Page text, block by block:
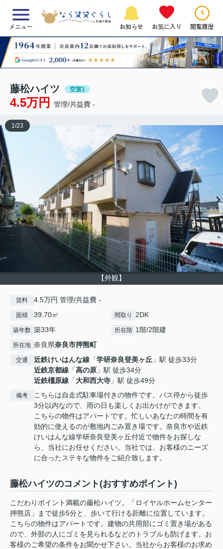
メニュー お知らせ お気に入り 閲覧履歴
藤松ハイツ 空室1
4.5万円 管理/共益費 -
【外観】
1/23
賃料 4.5万円 管理/共益費 -
面積 39.70㎡ 間取り 2DK
築年数 築33年 所在階 1階/2階建
所在地 奈良県奈良市押熊町
交通 近鉄けいはんな線 「学研奈良登美ヶ丘 」駅 徒歩33分
近鉄京都線 「高の原 」駅 徒歩34分
近鉄橿原線 「大和西大寺 」駅 徒歩49分
備考
こちらは自走式駐車場付きの物件です。バス停から徒歩
3分以内なので、雨の日も楽しくお出かけができます。
こちらの物件はアパートです。忙しいあなたの時間を有
効的に使えるのが敷地内ごみ置き場です。奈良市や近鉄
けいはんな線学研奈良登美ヶ丘付近で物件をお探しな
ら、当社にお任せください。当社では、お客様のニーズ
に合ったステキな物件をご紹介致します。
藤松ハイツのコメント(おすすめポイント)
こだわりポイント満載の藤松ハイツ。「ロイヤルホームセンター
押熊店」まで徒歩5分と、歩いて行ける距離に位置しています。
こちらの物件はアパートです。建物の共用部にゴミ置き場がある
ので、外部の人にゴミを見られるなどのトラブルも防げます。お
客様のご希望の条件をお聞かせ下さい。当社からお客様のお求め